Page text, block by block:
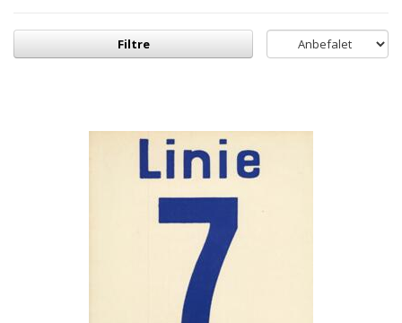
Filtre